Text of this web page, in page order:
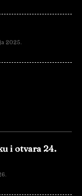
2025.
i otvara 24.